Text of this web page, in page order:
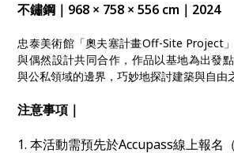
不鏽鋼｜968 × 758 × 556 cm｜2024
忠泰美術館「奧夫塞計畫Off-Site Project
與偶然設計共同合作，作品以基地為出發
與公私領域的邊界，巧妙地探討建築與自由
注意事項｜
1. 本活動需預先於Accupass線上報名